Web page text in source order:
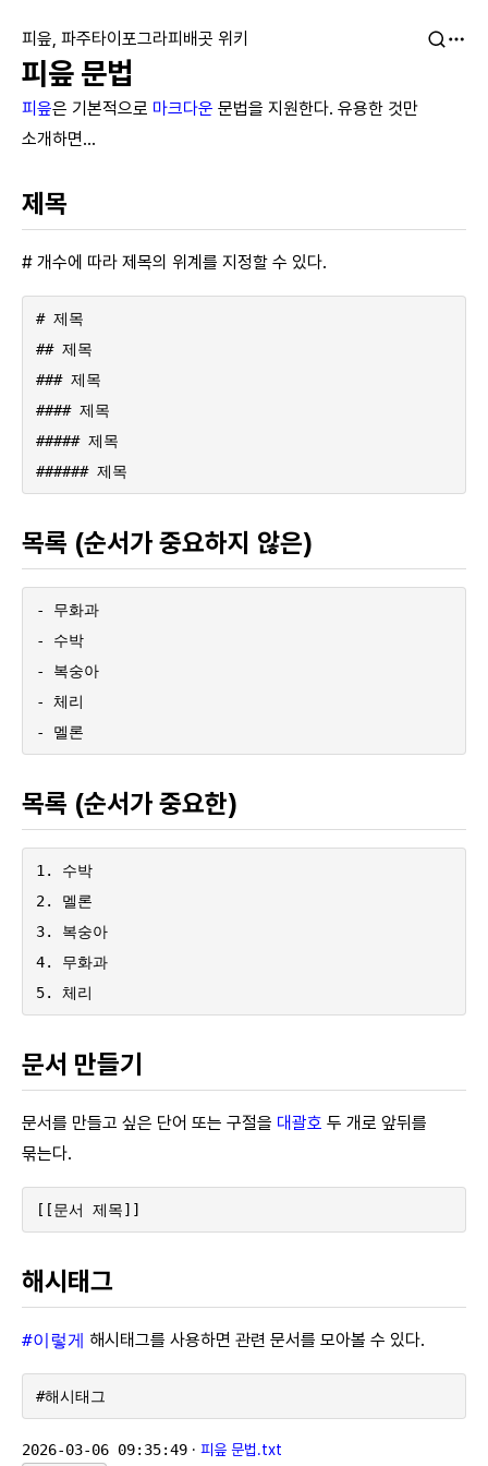
피읖, 파주타이포그라피배곳 위키
피읖 문법
피읖은 기본적으로 마크다운 문법을 지원한다. 유용한 것만
소개하면…
제목
# 개수에 따라 제목의 위계를 지정할 수 있다.
# 제목
## 제목
### 제목
#### 제목
##### 제목
###### 제목
목록 (순서가 중요하지 않은)
- 무화과
- 수박
- 복숭아
- 체리
- 멜론
목록 (순서가 중요한)
1. 수박
2. 멜론
3. 복숭아
4. 무화과
5. 체리
문서 만들기
문서를 만들고 싶은 단어 또는 구절을 대괄호 두 개로 앞뒤를
묶는다.
[[문서 제목]]
해시태그
#이렇게 해시태그를 사용하면 관련 문서를 모아볼 수 있다.
#해시태그
2026-03-06 09:35:49 · 피읖 문법.txt